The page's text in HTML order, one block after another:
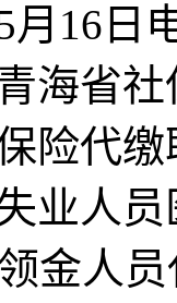
月16日
海省
险代
业人
金人